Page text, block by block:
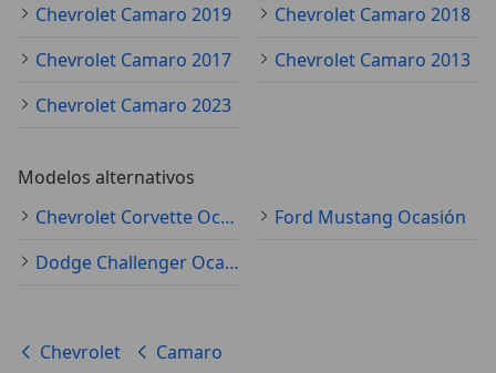
Chevrolet Camaro 2019
Chevrolet Camaro 2018
Chevrolet Camaro 2017
Chevrolet Camaro 2013
Chevrolet Camaro 2023
Modelos alternativos
Chevrolet Corvette Ocasión
Ford Mustang Ocasión
Dodge Challenger Ocasión
Chevrolet Camaro